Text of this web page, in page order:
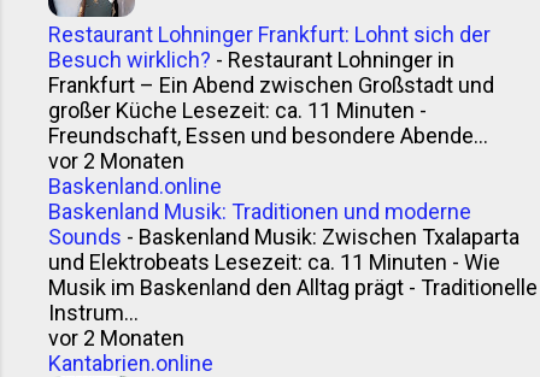
Restaurant Lohninger Frankfurt: Lohnt sich der
Besuch wirklich? - Restaurant Lohninger in
Frankfurt – Ein Abend zwischen Großstadt und
großer Küche Lesezeit: ca. 11 Minuten -
Freundschaft, Essen und besondere Abende...
vor 2 Monaten
Baskenland.online
Baskenland Musik: Traditionen und moderne
Sounds - Baskenland Musik: Zwischen Txalaparta
und Elektrobeats Lesezeit: ca. 11 Minuten - Wie
Musik im Baskenland den Alltag prägt - Traditionelle
Instrum...
vor 2 Monaten
Kantabrien.online